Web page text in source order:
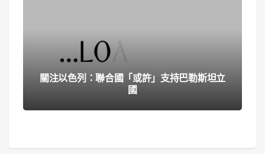
關注以色列：聯合國「或許」支持巴勒斯坦立
國